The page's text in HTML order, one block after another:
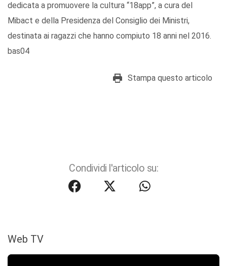
dedicata a promuovere la cultura “18app”, a cura del
Mibact e della Presidenza del Consiglio dei Ministri,
destinata ai ragazzi che hanno compiuto 18 anni nel 2016.
bas04
Stampa questo articolo
Condividi l'articolo su:
Web TV